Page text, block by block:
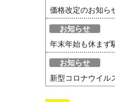
価格改定のお知ら
お知らせ
年末年始も休まず
お知らせ
新型コロナウイル